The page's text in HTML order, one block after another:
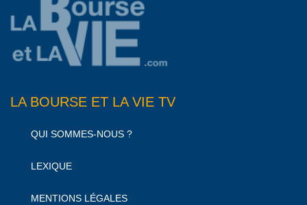
LA BOURSE ET LA VIE TV
QUI SOMMES-NOUS ?
LEXIQUE
MENTIONS LÉGALES